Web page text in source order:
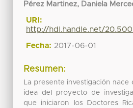
Pérez Martinez, Daniela
URI:
http://hdl.handle.net/
Fecha: 2017-06-01
Resumen:
La presente investigación nace
idea del proyecto de
que iniciaron los Doctores